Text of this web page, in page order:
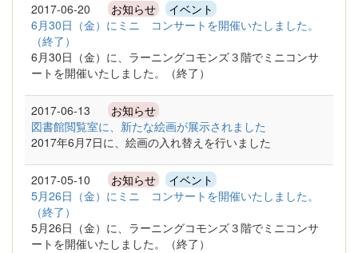
2017-06-20 お知らせ イベント
6月30日（金）にミニ コンサートを開催いたしました。
（終了）
6月30日（金）に、ラーニングコモンズ３階でミニコンサ
ートを開催いたしました。（終了）
2017-06-13 お知らせ
図書館閲覧室に、新たな絵画が展示されました
2017年6月7日に、絵画の入れ替えを行いました
2017-05-10 お知らせ イベント
5月26日（金）にミニ コンサートを開催いたしました。
（終了）
5月26日（金）に、ラーニングコモンズ３階でミニコンサ
ートを開催いたしました。（終了）